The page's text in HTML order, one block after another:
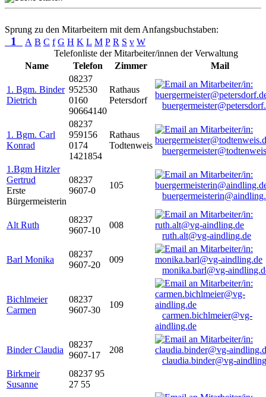
Sprung zu den Mitarbeitern mit dem Anfangsbuchstaben:
1 A B C f G H K L M P R S v W
Telefonliste der Mitarbeiter/innen der Verwaltung
Name
Telefon Zimmer Mail
1. Bgm. Binder
Dietrich
08237
952530
0160
90664140
Rathaus
Petersdorf
1. Bgm. Carl
Konrad
08237
959156
0174
1421854
Rathaus
Todtenweis
1.Bgm Hitzler
Gertrud
Erste
Bürgermeisterin
08237
9607-0
105
Alt Ruth
08237
9607-10
008
ruth.alt@vg-aindling.de
Barl Monika
08237
9607-20
009
monika.barl@vg-
Bichlmeier
Carmen
08237
9607-30
109
carmen.bichlmeier@vg-
aindling.de
Binder Claudia
08237
9607-17
208
claudia.binder@vg-
Birkmeir
Susanne
08237 95
27 55